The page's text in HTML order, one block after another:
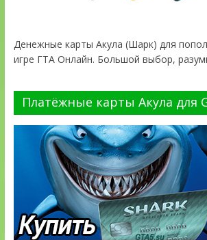
Денежные карты Акула (Шарк) для
игре ГТА Онлайн. Большой выбор,
Платёжные карты Акула для